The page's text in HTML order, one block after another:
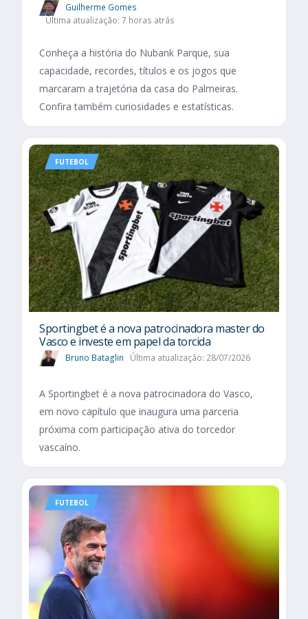
Guilherme Gomes
Última atualização: 7 horas atrás
Conheça a história do Nubank Parque, sua
capacidade, recordes, títulos e os jogos que
marcaram a trajetória da casa do Palmeiras.
Confira também curiosidades e estatísticas.
FUTEBOL
Sportingbet é a nova patrocinadora master do
Vasco e investe em papel da torcida
Bruno Bataglin Última atualização: 28/07/2026
A Sportingbet é a nova patrocinadora do Vasco,
em novo capítulo que inaugura uma parceria
próxima com participação ativa do torcedor
vascaíno.
FUTEBOL